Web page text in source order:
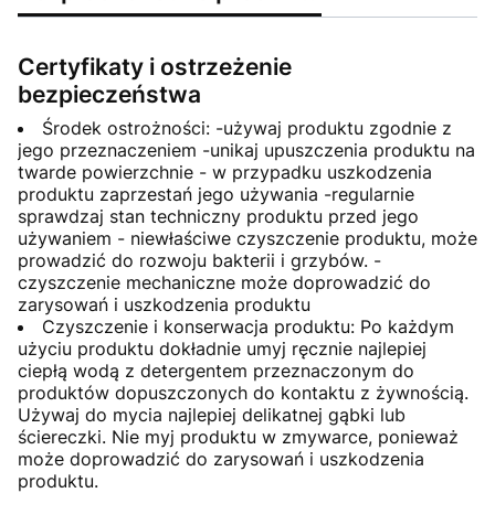
Certyfikaty i ostrzeżenie
bezpieczeństwa
Środek ostrożności: -używaj produktu zgodnie z
jego przeznaczeniem -unikaj upuszczenia produktu na
twarde powierzchnie - w przypadku uszkodzenia
produktu zaprzestań jego używania -regularnie
sprawdzaj stan techniczny produktu przed jego
używaniem - niewłaściwe czyszczenie produktu, może
prowadzić do rozwoju bakterii i grzybów. -
czyszczenie mechaniczne może doprowadzić do
zarysowań i uszkodzenia produktu
Czyszczenie i konserwacja produktu: Po każdym
użyciu produktu dokładnie umyj ręcznie najlepiej
ciepłą wodą z detergentem przeznaczonym do
produktów dopuszczonych do kontaktu z żywnością.
Używaj do mycia najlepiej delikatnej gąbki lub
ściereczki. Nie myj produktu w zmywarce, ponieważ
może doprowadzić do zarysowań i uszkodzenia
produktu.